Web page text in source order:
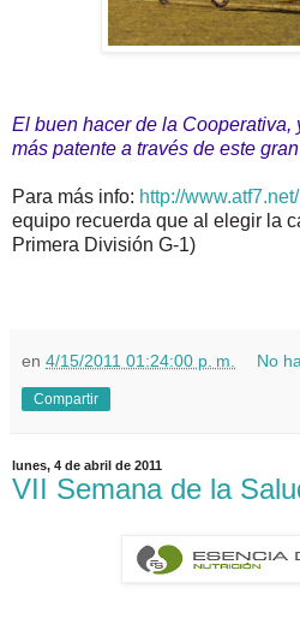
El buen hacer de la Cooperativa,
más patente a través de este
Para más info: http://www.atf7.net/
equipo recuerda que al elegir la
Primera División G-1)
en 4/15/2011 01:24:00 p. m. No
Compartir
lunes, 4 de abril de 2011
VII Semana de la